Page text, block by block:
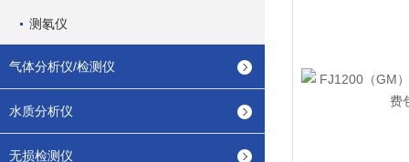
测氡仪
气体分析仪/检测仪
水质分析仪
无损检测仪